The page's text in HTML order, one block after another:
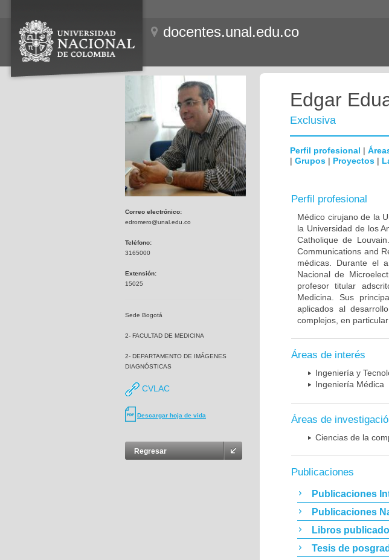
docentes.unal.edu.co
Correo electrónico:
edromero@unal.edu.co
Teléfono:
3165000
Extensión:
15025
Sede Bogotá
2- FACULTAD DE MEDICINA
2- DEPARTAMENTO DE IMÁGENES
DIAGNÓSTICAS
CVLAC
Descargar hoja de vida
Regresar
Edgar
Exclusiva
Perfil profesional |
| Grupos | Proyectos |
Perfil profesional
Médico cirujano de la
la Universidad de los
Catholique de
Communications and
médicas. Durante el
Nacional de
profesor titular
Medicina. Sus
aplicados al
complejos, en
Áreas de interés
Ingeniería y
Ingeniería Médica
Áreas de
Ciencias de la
Publicaciones
Publicaciones
Publicaciones
Libros
Tesis de